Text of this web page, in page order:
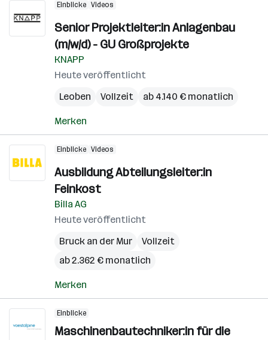
Einblicke Videos
Senior Projektleiter:in Anlagenbau
(m/w/d) - GU Großprojekte
KNAPP
Heute veröffentlicht
Leoben
Vollzeit ab 4.140 € monatlich
Merken
Einblicke Videos
Ausbildung Abteilungsleiter:in
Feinkost
Billa AG
Heute veröffentlicht
Bruck an der Mur
Vollzeit
ab 2.362 € monatlich
Merken
Einblicke
Maschinenbautechniker:in für die